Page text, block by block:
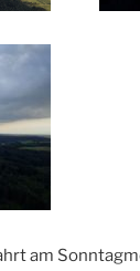
am